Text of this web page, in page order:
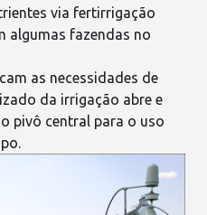
via fertirrigação
algumas fazendas no
as necessidades de
da irrigação abre e
pivô central para o uso